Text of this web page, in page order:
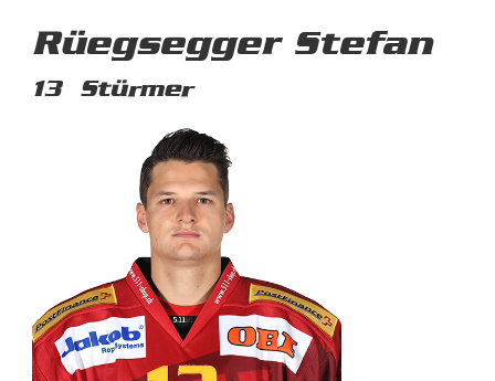
Rüegsegger Stefan
13 Stürmer